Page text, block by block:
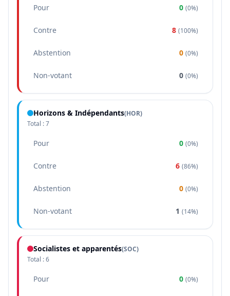
Pour 0 (0%)
Contre 8 (100%)
Abstention 0 (0%)
Non-votant 0 (0%)
Horizons & Indépendants(HOR)
Total :7
Pour 0 (0%)
Contre 6 (86%)
Abstention 0 (0%)
Non-votant 1 (14%)
Socialistes et apparentés(SOC)
Total :6
Pour 0 (0%)